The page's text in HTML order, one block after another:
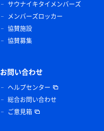
サウナイキタイメンバーズ
メンバーズロッカー
協賛施設
協賛募集
お問い合わせ
ヘルプセンター
総合お問い合わせ
ご意見箱